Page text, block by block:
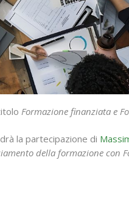
Formazione finanziata e
la partecipazione di
della formazione con